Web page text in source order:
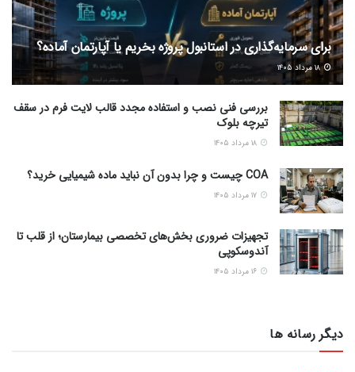
برای سرمایه‌گذاری در استانبول پروژه بخریم یا آپارتمان آماده؟
۱۸ مرداد ۱۴۰۵
بررسی فنی نصب و استفاده مجدد قالب لایت فرم در سقف
تیرچه بلوک
COA چیست و چرا بدون آن نباید ماده شیمیایی خرید؟
تجهیزات ضروری بخش‌های تخصصی بیمارستان؛ از قلب تا
آندوسکوپی
دیگر رسانه ها